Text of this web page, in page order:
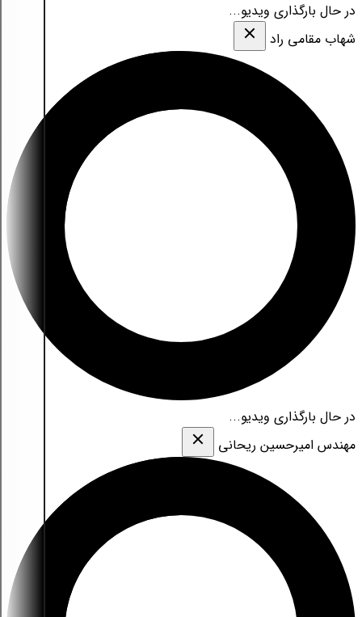
در حال بارگذاری ویدیو...
شهاب مقامی‌ راد
در حال بارگذاری ویدیو...
مهندس امیرحسین ریحانی